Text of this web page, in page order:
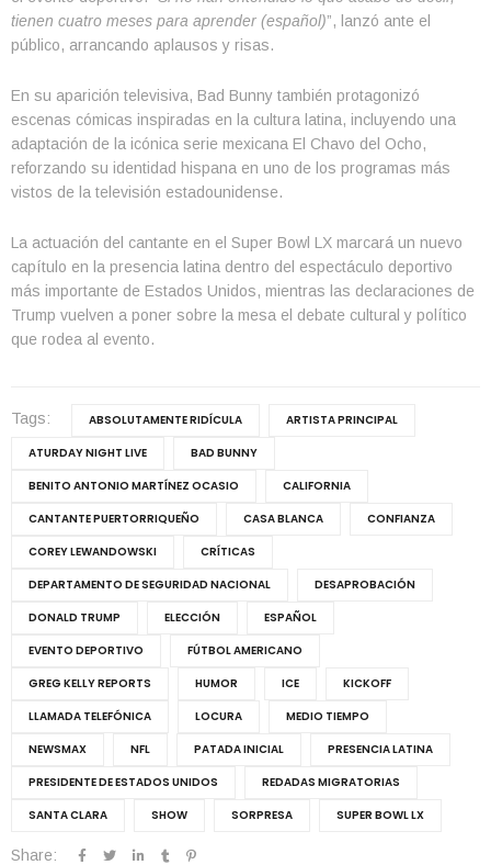
tienen cuatro meses para aprender (español)”, lanzó ante el
público, arrancando aplausos y risas.
En su aparición televisiva, Bad Bunny también protagonizó
escenas cómicas inspiradas en la cultura latina, incluyendo una
adaptación de la icónica serie mexicana El Chavo del Ocho,
reforzando su identidad hispana en uno de los programas más
vistos de la televisión estadounidense.
La actuación del cantante en el Super Bowl LX marcará un nuevo
capítulo en la presencia latina dentro del espectáculo deportivo
más importante de Estados Unidos, mientras las declaraciones de
Trump vuelven a poner sobre la mesa el debate cultural y político
que rodea al evento.
Tags: ABSOLUTAMENTE RIDÍCULA
ARTISTA PRINCIPAL
ATURDAY NIGHT LIVE
BAD BUNNY
BENITO ANTONIO MARTÍNEZ OCASIO
CALIFORNIA
CANTANTE PUERTORRIQUEÑO
CASA BLANCA
CONFIANZA
COREY LEWANDOWSKI
CRÍTICAS
DEPARTAMENTO DE SEGURIDAD NACIONAL
DESAPROBACIÓN
DONALD TRUMP
ELECCIÓN
ESPAÑOL
EVENTO DEPORTIVO
FÚTBOL AMERICANO
GREG KELLY REPORTS
HUMOR ICE
KICKOFF
LLAMADA TELEFÓNICA
LOCURA
MEDIO TIEMPO
NEWSMAX
NFL PATADA INICIAL
PRESENCIA LATINA
PRESIDENTE DE ESTADOS UNIDOS
REDADAS MIGRATORIAS
SANTA CLARA
SHOW SORPRESA SUPER BOWL LX
Share: